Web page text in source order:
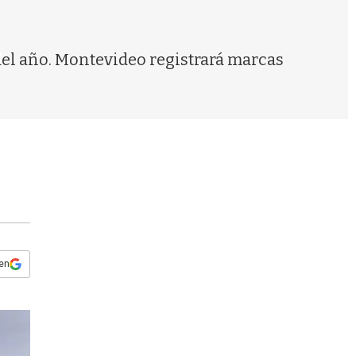
año. Montevideo registrará marcas